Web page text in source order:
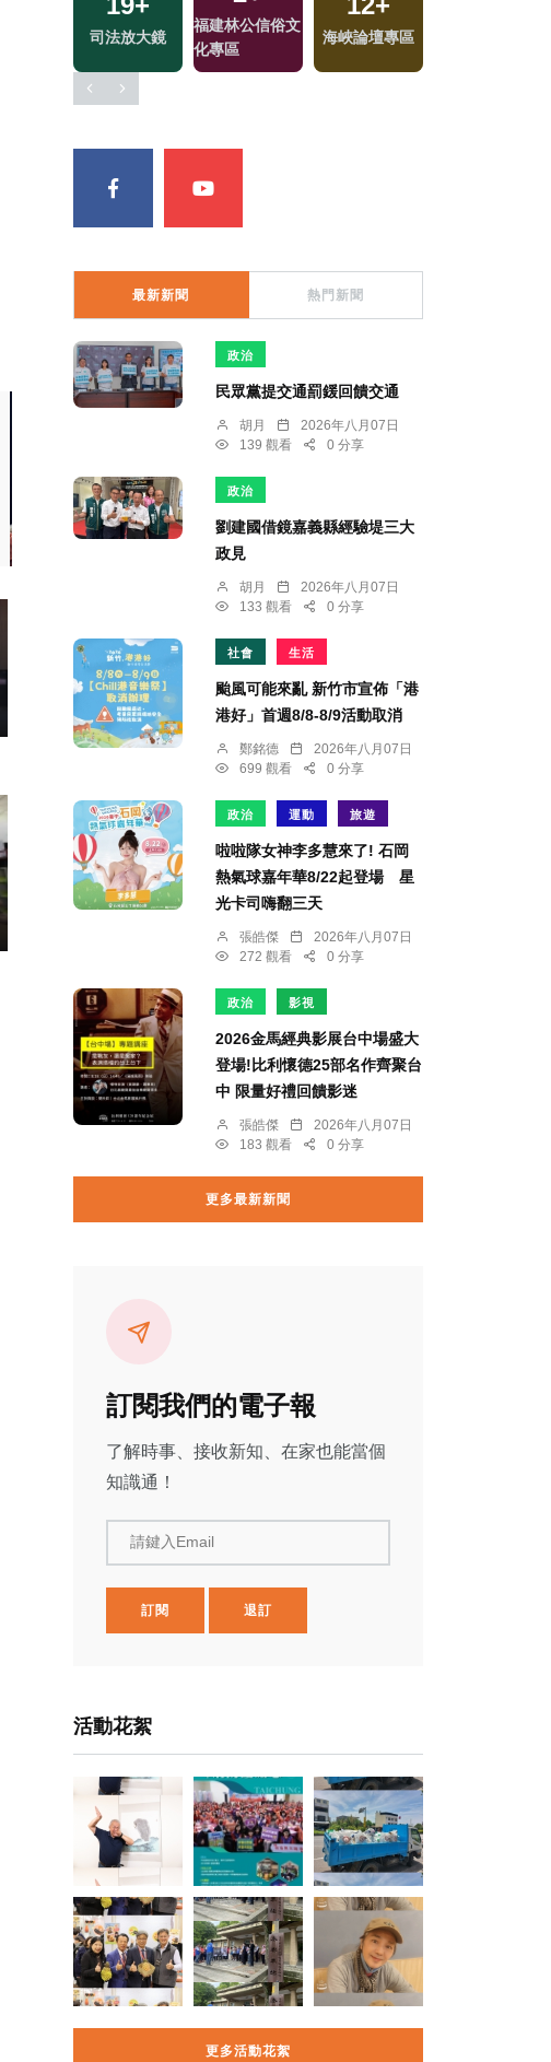
司法放大鏡
福建林公信俗文
化專區
海峽論壇專區
最新新聞 熱門新聞
政治
民眾黨提交通罰鍰回饋交通
胡月
2026年八月07日
139 觀看
0 分享
政治
劉建國借鏡嘉義縣經驗堤三大
政見
胡月
2026年八月07日
133 觀看
0 分享
社會 生活
颱風可能來亂 新竹市宣佈「港
港好」首週8/8-8/9活動取消
鄭銘德
2026年八月07日
699 觀看
0 分享
政治 運動 旅遊
啦啦隊女神李多慧來了! 石岡
熱氣球嘉年華8/22起登場 星
光卡司嗨翻三天
張皓傑
2026年八月07日
272 觀看
0 分享
政治 影視
2026金馬經典影展台中場盛大
登場!比利懷德25部名作齊聚台
中 限量好禮回饋影迷
張皓傑
2026年八月07日
183 觀看
0 分享
更多最新新聞
訂閱我們的電子報
了解時事、接收新知、在家也能當個
知識通！
請鍵入Email
訂閱 退訂
活動花絮
更多活動花絮